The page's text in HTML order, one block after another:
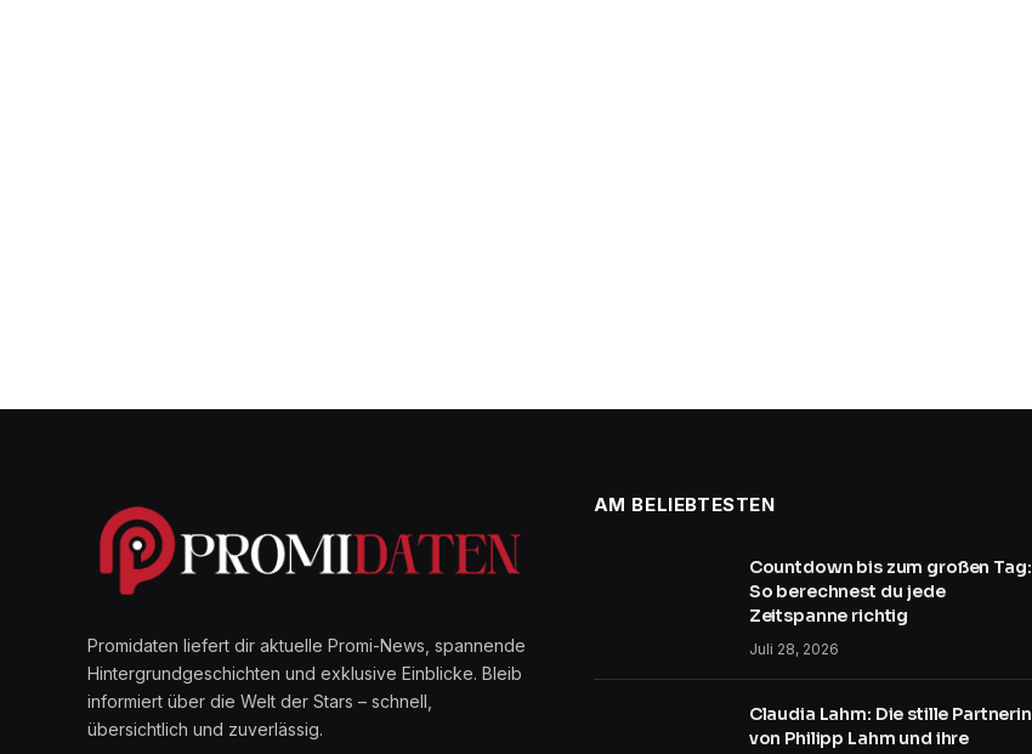
Promidaten liefert dir aktuelle Promi-News, spannende
Hintergrundgeschichten und exklusive Einblicke. Bleib
informiert über die Welt der Stars – schnell,
übersichtlich und zuverlässig.
AM BELIEBTESTEN
Countdown bis zum großen Tag:
So berechnest du jede
Zeitspanne richtig
Juli 28, 2026
Claudia Lahm: Die stille Partnerin
von Philipp Lahm und ihre